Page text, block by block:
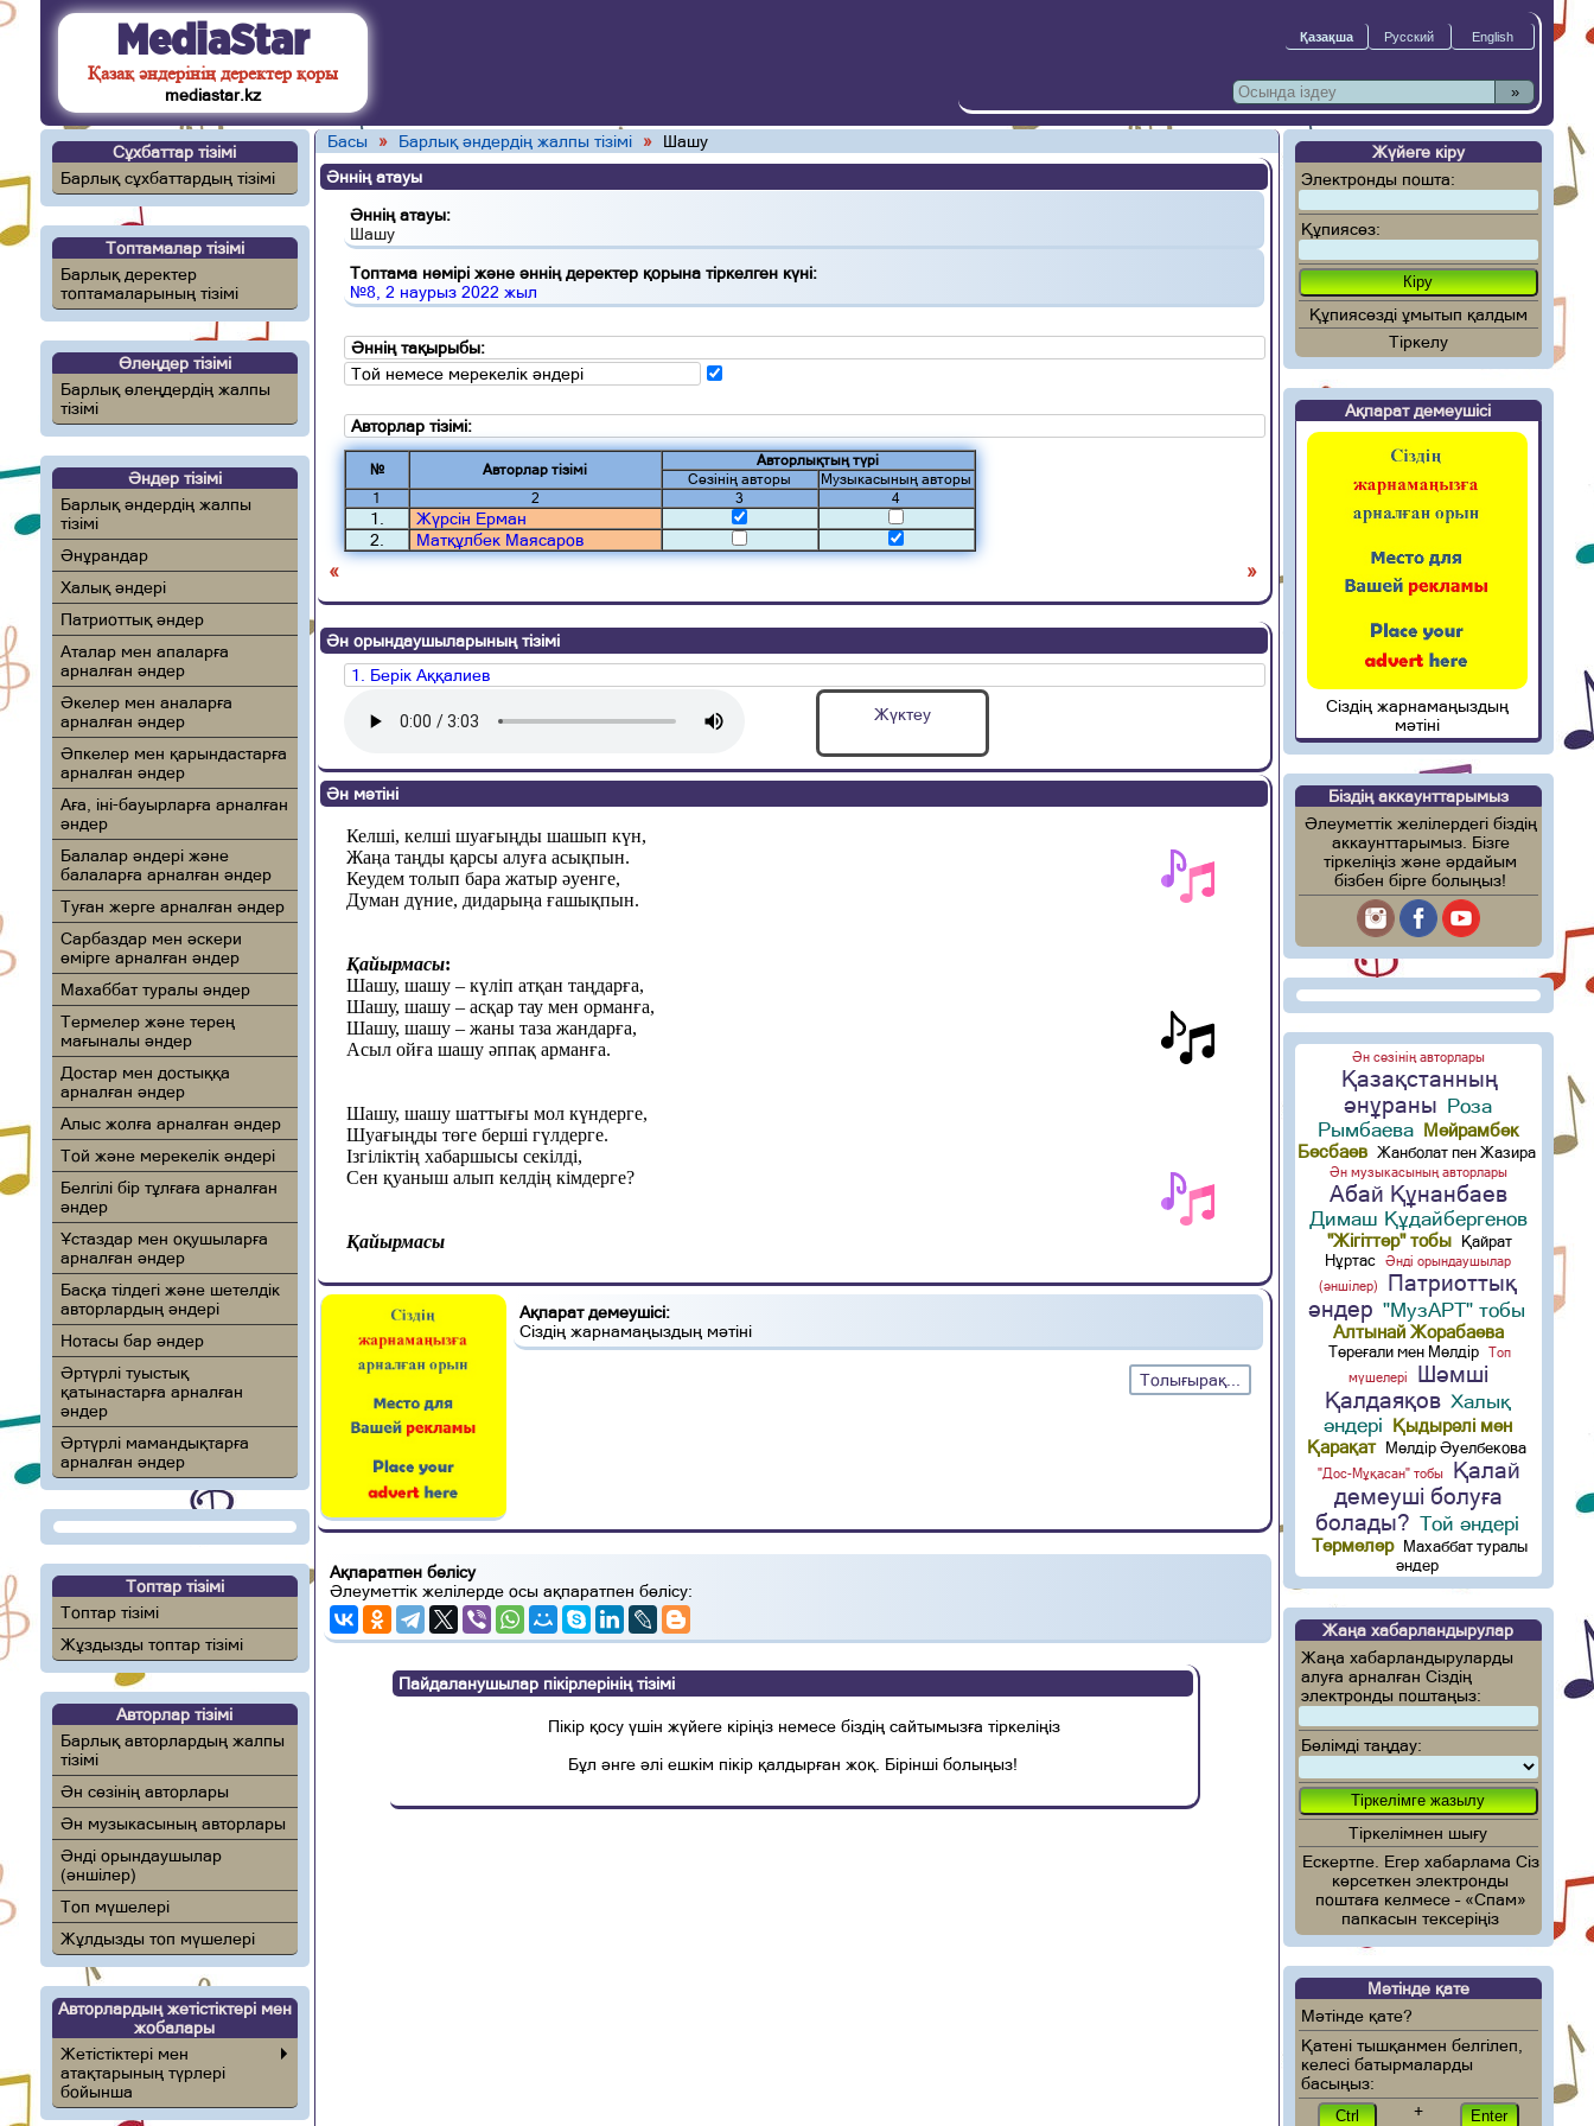
MediaStar
Қазақ әндерінің деректер қоры
mediastar.kz »
Сұхбаттар тізімі
Барлық сұхбаттардың тізімі
Топтамалар тізімі
Барлық деректер
топтамаларының тізімі
Өлеңдер тізімі
Барлық өлеңдердің жалпы
тізімі
Әндер тізімі
Барлық әндердің жалпы
тізімі
Әнұрандар
Халық әндері
Патриоттық әндер
Аталар мен апаларға
арналған әндер
Әкелер мен аналарға
арналған әндер
Әпкелер мен қарындастарға
арналған әндер
Аға, іні-бауырларға арналған
әндер
Балалар әндері және
балаларға арналған әндер
Туған жерге арналған әндер
Сарбаздар мен әскери
өмірге арналған әндер
Махаббат туралы әндер
Термелер және терең
мағыналы әндер
Достар мен достыққа
арналған әндер
Алыс жолға арналған әндер
Той және мерекелік әндері
Белгілі бір тұлғаға арналған
әндер
Ұстаздар мен оқушыларға
арналған әндер
Басқа тілдегі және шетелдік
авторлардың әндері
Нотасы бар әндер
Әртүрлі туыстық
қатынастарға арналған
әндер
Әртүрлі мамандықтарға
арналған әндер
Топтар тізімі
Топтар тізімі
Жұздызды топтар тізімі
Авторлар тізімі
Барлық авторлардың жалпы
тізімі
Ән сөзінің авторлары
Ән музыкасының авторлары
Әнді орындаушылар
(әншілер)
Топ мүшелері
Жұлдызды топ мүшелері
Авторлардың жетістіктері мен
жобалары
Жетістіктері мен
атақтарының түрлері
бойынша
Басы » Барлық әндердің жалпы тізімі »
Шашу
Әннің атауы
Әннің атауы:
Шашу
Топтама нөмірі және әннің деректер қорына тіркелген күні:
№8, 2 наурыз 2022 жыл
Әннің тақырыбы:
Той немесе мерекелік әндері
Авторлар тізімі:
№ Авторлар тізімі
Авторлықтың түрі
Сөзінің авторы
Музыкасының авторы
1
2 3 4
1.
Жүрсін Ерман
2.
Матқұлбек Маясаров
« »
Ән орындаушыларының тізімі
1. Берік Аққалиев
Жүктеу
Ән мәтіні
Келші, келші шуағыңды шашып күн,
Жаңа таңды қарсы алуға асықпын.
Кеудем толып бара жатыр әуенге,
Думан дүние, дидарыңа ғашықпын.
Қайырмасы:
Шашу, шашу – күліп атқан таңдарға,
Шашу, шашу – асқар тау мен орманға,
Шашу, шашу – жаны таза жандарға,
Асыл ойға шашу әппақ арманға.
Шашу, шашу шаттығы мол күндерге,
Шуағыңды төге берші гүлдерге.
Ізгіліктің хабаршысы секілді,
Сен қуаныш алып келдің кімдерге?
Қайырмасы
Ақпарат демеушісі:
Сіздің жарнамаңыздың мәтіні
Толығырақ...
Ақпаратпен бөлісу
Әлеуметтік желілерде осы ақпаратпен бөлісу:
Пайдаланушылар пікірлерінің тізімі
Пікір қосу үшін жүйеге кіріңіз немесе біздің сайтымызға тіркеліңіз
Бұл әнге әлі ешкім пікір қалдырған жоқ. Бірінші болыңыз!
Жүйеге кіру
Электронды пошта:
Құпиясөз:
Құпиясөзді ұмытып қалдым
Тіркелу
Ақпарат демеушісі
Сіздің жарнамаңыздың
мәтіні
Біздің аккаунттарымыз
Әлеуметтік желілердегі біздің
аккаунттарымыз. Бізге
тіркеліңіз және әрдайым
бізбен бірге болыңыз!
Ән сөзінің авторлары
Қазақстанның
әнұраны Роза
Рымбаева Мейрамбек
Бесбаев Жанболат пен Жазира
Ән музыкасының авторлары
Абай Құнанбаев
Димаш Құдайбергенов
"Жігіттер" тобы
Қайрат
Нұртас
Әнді орындаушылар
(әншілер)
Патриоттық
әндер "МузАРТ" тобы
Алтынай Жорабаева
Төреғали мен Мөлдір
Топ
мүшелері
Шәмші
Қалдаяқов Халық
әндері Қыдырәлі мен
Қарақат
Мөлдір Әуелбекова
"Дос-Мұқасан" тобы
Қалай
демеуші болуға
болады? Той әндері
Термелер
Махаббат туралы
әндер
Жаңа хабарландырулар
Жаңа хабарландыруларды
алуға арналған Сіздің
электронды поштаңыз:
Бөлімді таңдау:
Тіркелімнен шығу
Ескертпе. Егер хабарлама Сіз
көрсеткен электронды
поштаға келмесе – «Спам»
папкасын тексеріңіз
Мәтінде қате
Мәтінде қате?
Қатені тышқанмен белгілеп,
келесі батырмаларды
басыңыз:
+